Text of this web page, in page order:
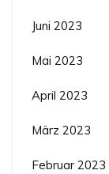
Juni 2023
Mai 2023
April 2023
März 2023
Februar 2023